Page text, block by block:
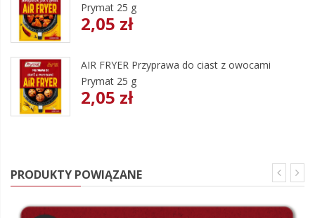
Prymat 25 g
2,05 zł
AIR FRYER Przyprawa do ciast z owocami
Prymat 25 g
2,05 zł
PRODUKTY POWIĄZANE